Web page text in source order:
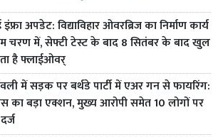
अपडेट: विद्याविहार ओवरब्रिज का निर्माण कार्य
चरण में, सेफ्टी टेस्ट के बाद 8 सितंबर के बाद खुल
है फ्लाईओवर्
में सड़क पर बर्थडे पार्टी में एअर गन से फायरिंग:
का बड़ा एक्शन, मुख्य आरोपी समेत 10 लोगों पर